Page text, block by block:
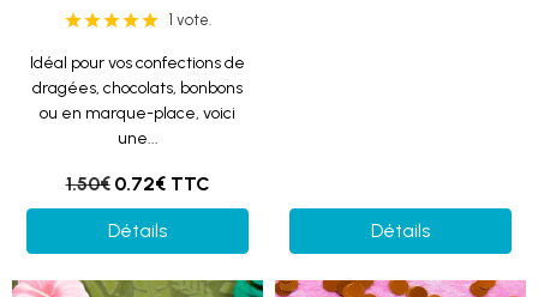
1 vote.
Idéal pour vos confections de
dragées, chocolats, bonbons
ou en marque-place, voici
une...
1.50€ 0.72€ TTC
Détails Détails